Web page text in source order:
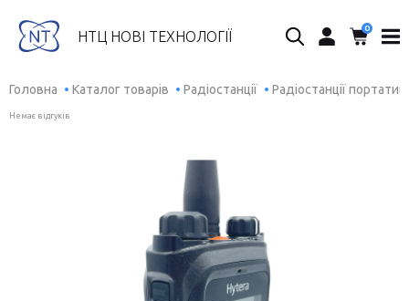
НТЦ НОВІ ТЕХНОЛОГІЇ
Пошук... 0
Головна Каталог товарів Радіостанції Радіостанції
Немає відгуків